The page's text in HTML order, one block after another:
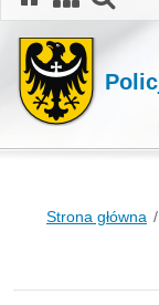
Strona główna